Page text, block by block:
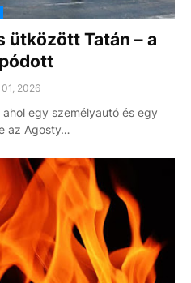
Tatán – a
2026
egy személyautó és egy
az Agosty…